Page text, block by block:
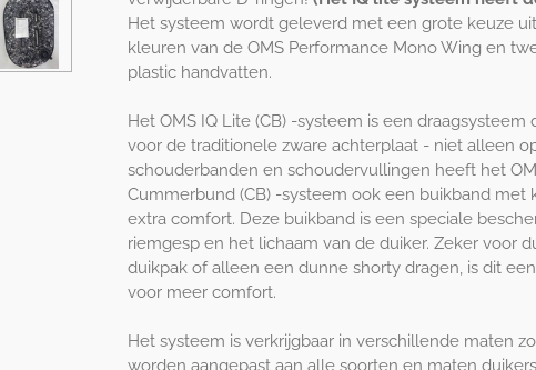
Het systeem wordt geleverd met een grote keuze
kleuren van de OMS Performance Mono Wing en
plastic handvatten.
Het OMS IQ Lite (CB) -systeem is een draagsysteem
voor de traditionele zware achterplaat - niet alleen
schouderbanden en schoudervullingen heeft het
Cummerbund (CB) -systeem ook een buikband met
extra comfort. Deze buikband is een speciale
riemgesp en het lichaam van de duiker. Zeker voor
duikpak of alleen een dunne shorty dragen, is dit
voor meer comfort.
Het systeem is verkrijgbaar in verschillende maten
worden aangepast aan alle soorten en maten